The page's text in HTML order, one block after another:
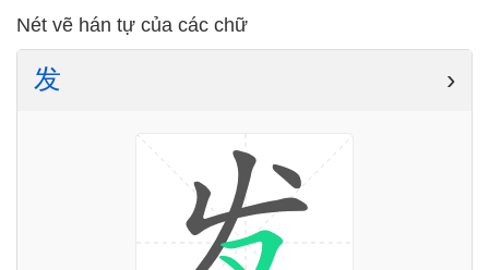
Nét vẽ hán tự của các chữ
发 ›